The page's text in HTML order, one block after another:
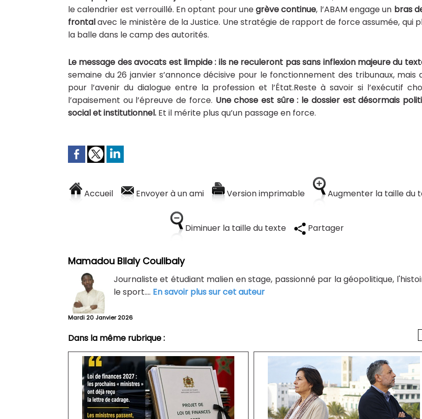
le calendrier est verrouillé. En optant pour unegrève continue, l’ABAM engage un bras
frontalavec le ministère de la Justice. Une stratégie de rapport de force assumée, qui
la balle dans le camp des autorités.
Le message des avocats est limpide : ils ne reculeront pas sans inflexion majeure du
semaine du 26 janvier s’annonce décisive pour le fonctionnement des tribunaux, mais
pour l’avenir du dialogue entre la profession et l’État.Reste à savoir si l’exécutif
l’apaisement ou l’épreuve de force. Une chose est sûre : le dossier est désormais
social et institutionnel. Et il mérite plus qu’un passage en force.
Accueil Envoyer à un ami Version imprimable Augmenter la taille du
Diminuer la taille du texte Partager
Mamadou Bilaly Coulibaly
Journaliste et étudiant malien en stage, passionné par la géopolitique,
le sport.... En savoir plus sur cet auteur
Mardi 20 Janvier 2026
Dans la même rubrique :